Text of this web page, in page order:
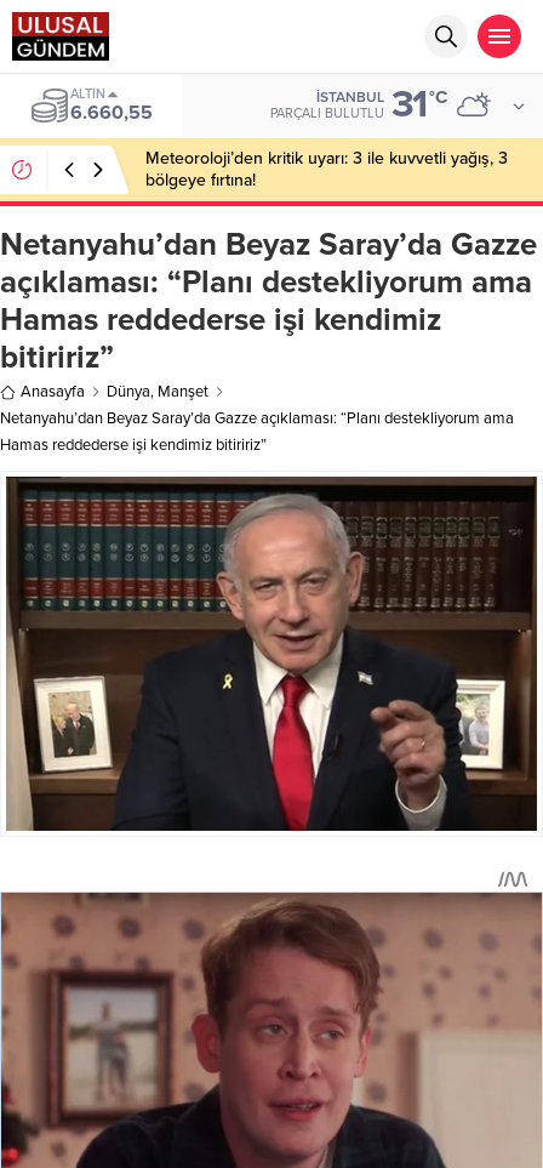
ALTIN
6.660,55
İSTANBUL
PARÇALI BULUTLU 31°C
Meteoroloji’den kritik uyarı: 3 ile kuvvetli yağış, 3
bölgeye fırtına!
Netanyahu’dan Beyaz Saray’da Gazze
açıklaması: “Planı destekliyorum ama
Hamas reddederse işi kendimiz
bitiririz”
Anasayfa Dünya, Manşet
Netanyahu’dan Beyaz Saray’da Gazze açıklaması: “Planı destekliyorum ama
Hamas reddederse işi kendimiz bitiririz”